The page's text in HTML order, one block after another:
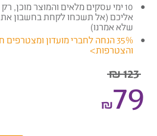
10 ימי עסקים מלאים והמוצר מוכן,
אליכם (אל תשכחו לקחת בחשבון את
שלא אמרנו)
35% הנחה לחברי מועדון ומצטרפים חדשים |
והצטרפות>
123 ₪
79
₪